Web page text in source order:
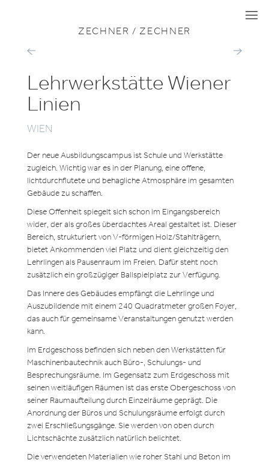
I
I
I
ZECHNER / ZECHNER
EVENT
ÖBB
Lehrwerkstätte Wiener
Linien
WIEN
Der neue Ausbildungscampus ist Schule und Werkstätte
zugleich. Wichtig war es in der Planung, eine offene,
lichtdurchflutete und behagliche Atmosphäre im gesamten
Gebäude zu schaffen.
Diese Offenheit spiegelt sich schon im Eingangsbereich
wider, der als großes überdachtes Areal gestaltet ist. Dieser
Bereich, strukturiert von V-förmigen Holz/Stahlträgern,
bietet Ankommenden viel Platz und dient gleichzeitig den
Lehrlingen als Pausenraum im Freien. Dafür steht noch
zusätzlich ein großzügiger Ballspielplatz zur Verfügung.
Das Innere des Gebäudes empfängt die Lehrlinge und
Auszubildende mit einem 240 Quadratmeter großen Foyer,
das auch für gemeinsame Veranstaltungen genutzt werden
kann.
Im Erdgeschoss befinden sich neben den Werkstätten für
Maschinenbautechnik auch Büro-, Schulungs- und
Besprechungsräume. Im Gegensatz zum Erdgeschoss mit
seinen weitläufigen Räumen ist das erste Obergeschoss von
seiner Raumaufteilung durch Einzelräume geprägt. Die
Anordnung der Büros und Schulungsräume erfolgt durch
zwei Erschließungsgänge. Sie werden von oben durch
Lichtschächte zusätzlich natürlich belichtet.
Die verwendeten Materialien wie roher Stahl und Beton im